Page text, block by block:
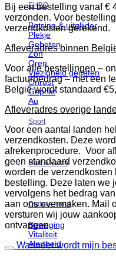
EHBO
Botsing & uitglijder
Plekje
Gebeten
Zon
Oren
Viezigheid gegeten
Onrust
Geprikt
Au
Sport
Hart & Vaten
Oudere hond
Beweging
Vitaliteit
Alertheid
Bij een bestelling vanaf €
verzonden. Voor
verzendkosten gerekend.
Afleveradres binnen
Voor alle bestellingen –
factuurbedrag – met een
België wordt standaard
Afleveradres overige
Voor een aantal landen
verzendkosten. Deze
afrekenprocedure. Voor
geen standaard
worden de
bestelling. Deze laten we
vervolgens het bedrag
aan ons overmaken. Mail
versturen wij jouw
ontvangen.
Wanneer wordt mijn